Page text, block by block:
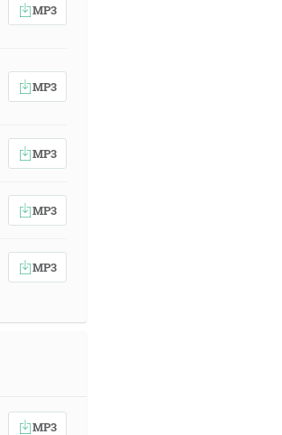
MP3
MP3
MP3
MP3
MP3
MP3